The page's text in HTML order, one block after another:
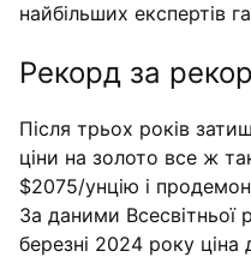
найбільших експертів
Рекорд за
Після трьох років
ціни на золото все ж
$2075/унцію і
За даними Всесвітньої
березні 2024 року ціна